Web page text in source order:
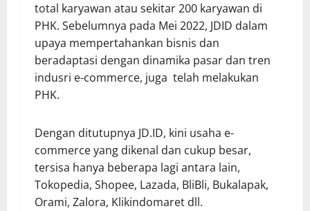
total karyawan atau sekitar 200 karyawan di
PHK. Sebelumnya pada Mei 2022, JDID dalam
upaya mempertahankan bisnis dan
beradaptasi dengan dinamika pasar dan tren
indusri e-commerce, juga telah melakukan
PHK.
Dengan ditutupnya JD.ID, kini usaha e-
commerce yang dikenal dan cukup besar,
tersisa hanya beberapa lagi antara lain,
Tokopedia, Shopee, Lazada, BliBli, Bukalapak,
Orami, Zalora, Klikindomaret dll.